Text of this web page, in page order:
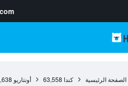
الصفحة الرئيسية كندا 63,558 أونتاريو